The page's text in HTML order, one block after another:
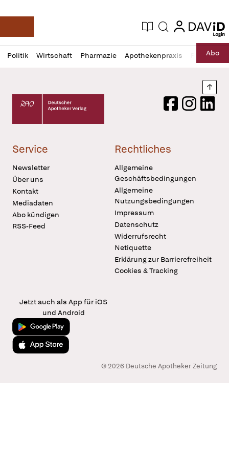
Deutsche Apotheker Zeitung
Aktuelle Ausgabe
Suche login
login
Politik Wirtschaft Pharmazie Apothekenpraxis RechtAbo
Profil
öffnen
Daz
Pur
Deutscher Apotheker Verlag Logo
FacebookInstagram
Service
Newsletter
Über uns
Kontakt
Mediadaten
Abo kündigen
RSS-Feed
Rechtliches
Allgemeine
Geschäftsbedingungen
Allgemeine
Nutzungsbedingungen
Impressum
Datenschutz
Widerrufsrecht
Netiquette
Erklärung zur Barrierefreiheit
Cookies & Tracking
Jetzt auch als App für iOS
und Android
Jetzt bei Google Play
Laden im App Store
© 2026 Deutsche Apotheker Zeitung